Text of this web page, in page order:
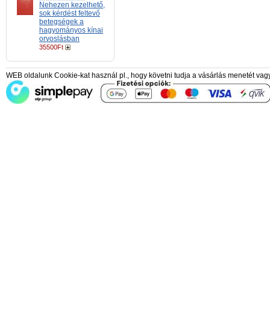
Nehezen kezelhető,
sok kérdést feltevő
betegségek a
hagyományos kínai
orvoslásban
35500Ft
WEB oldalunk Cookie-kat használ pl., hogy követni tudja a vásárlás menetét